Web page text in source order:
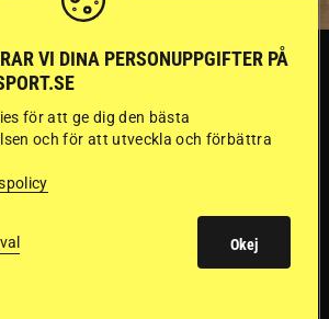
blev
test
VI DINA PERSONUPPGIFTER PÅ
för att ge dig den bästa
och för att utveckla och förbättra
Okej